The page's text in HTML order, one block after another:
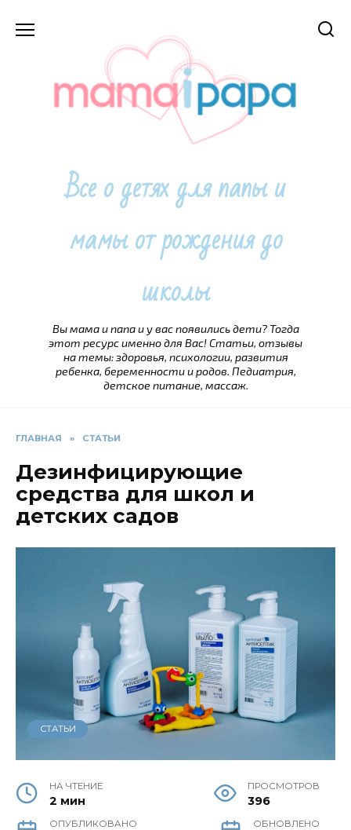
Все о детях для папы и
мамы от рождения до
школы
Вы мама и папа и у вас появились дети? Тогда
этот ресурс именно для Вас! Статьи, отзывы
на темы: здоровья, психологии, развития
ребенка, беременности и родов. Педиатрия,
детское питание, массаж.
ГЛАВНАЯ » СТАТЬИ
Дезинфицирующие
средства для школ и
детских садов
СТАТЬИ
НА ЧТЕНИЕ
2 мин
ПРОСМОТРОВ
396
ОПУБЛИКОВАНО ОБНОВЛЕНО